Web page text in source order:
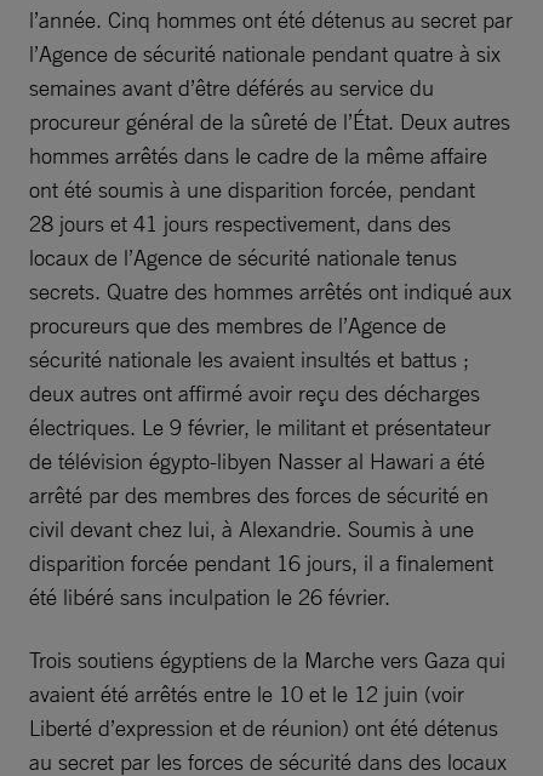
l’année. Cinq hommes ont été détenus au secret par
l’Agence de sécurité nationale pendant quatre à six
semaines avant d’être déférés au service du
procureur général de la sûreté de l’État. Deux autres
hommes arrêtés dans le cadre de la même affaire
ont été soumis à une disparition forcée, pendant
28 jours et 41 jours respectivement, dans des
locaux de l’Agence de sécurité nationale tenus
secrets. Quatre des hommes arrêtés ont indiqué aux
procureurs que des membres de l’Agence de
sécurité nationale les avaient insultés et battus ;
deux autres ont affirmé avoir reçu des décharges
électriques. Le 9 février, le militant et présentateur
de télévision égypto-libyen Nasser al Hawari a été
arrêté par des membres des forces de sécurité en
civil devant chez lui, à Alexandrie. Soumis à une
disparition forcée pendant 16 jours, il a finalement
été libéré sans inculpation le 26 février.
Trois soutiens égyptiens de la Marche vers Gaza qui
avaient été arrêtés entre le 10 et le 12 juin (voir
Liberté d’expression et de réunion) ont été détenus
au secret par les forces de sécurité dans des locaux